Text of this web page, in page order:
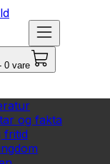
0 vare
og fakta
fritid